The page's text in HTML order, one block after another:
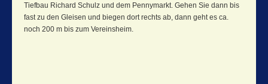
Tiefbau Richard Schulz und dem Pennymarkt. Gehen Sie dann bis
fast zu den Gleisen und biegen dort rechts ab, dann geht es ca.
noch 200 m bis zum Vereinsheim.